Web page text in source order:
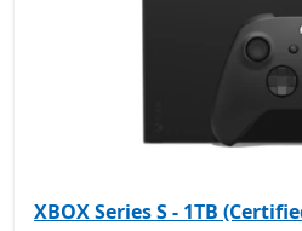
XBOX Series S - 1TB